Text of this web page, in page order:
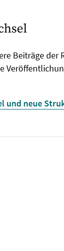
Beiträge der
und neue